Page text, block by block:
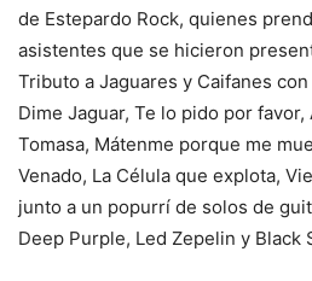
de Estepardo Rock, quienes
asistentes que se hicieron
Tributo a Jaguares y Caifanes
Dime Jaguar, Te lo pido por favor,
Tomasa, Mátenme porque me
Venado, La Célula que explota,
junto a un popurrí de solos de
Deep Purple, Led Zepelin y Black